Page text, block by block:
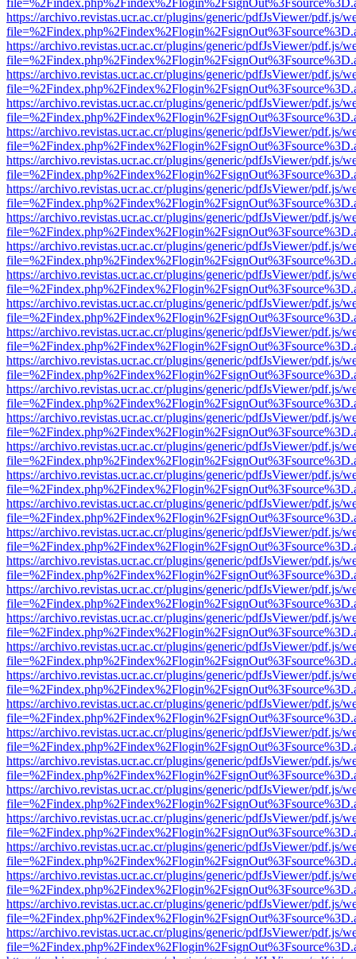
https://archivo.revistas.ucr.ac.cr/plugins/generic/pdfJsViewer/pdf.js/
https://archivo.revistas.ucr.ac.cr/plugins/generic/pdfJsViewer/pdf.js/
https://archivo.revistas.ucr.ac.cr/plugins/generic/pdfJsViewer/pdf.js/
https://archivo.revistas.ucr.ac.cr/plugins/generic/pdfJsViewer/pdf.js/
https://archivo.revistas.ucr.ac.cr/plugins/generic/pdfJsViewer/pdf.js/
https://archivo.revistas.ucr.ac.cr/plugins/generic/pdfJsViewer/pdf.js/
https://archivo.revistas.ucr.ac.cr/plugins/generic/pdfJsViewer/pdf.js/
https://archivo.revistas.ucr.ac.cr/plugins/generic/pdfJsViewer/pdf.js/
https://archivo.revistas.ucr.ac.cr/plugins/generic/pdfJsViewer/pdf.js/
https://archivo.revistas.ucr.ac.cr/plugins/generic/pdfJsViewer/pdf.js/
https://archivo.revistas.ucr.ac.cr/plugins/generic/pdfJsViewer/pdf.js/
https://archivo.revistas.ucr.ac.cr/plugins/generic/pdfJsViewer/pdf.js/
https://archivo.revistas.ucr.ac.cr/plugins/generic/pdfJsViewer/pdf.js/
https://archivo.revistas.ucr.ac.cr/plugins/generic/pdfJsViewer/pdf.js/
https://archivo.revistas.ucr.ac.cr/plugins/generic/pdfJsViewer/pdf.js/
https://archivo.revistas.ucr.ac.cr/plugins/generic/pdfJsViewer/pdf.js/
https://archivo.revistas.ucr.ac.cr/plugins/generic/pdfJsViewer/pdf.js/
https://archivo.revistas.ucr.ac.cr/plugins/generic/pdfJsViewer/pdf.js/
https://archivo.revistas.ucr.ac.cr/plugins/generic/pdfJsViewer/pdf.js/
https://archivo.revistas.ucr.ac.cr/plugins/generic/pdfJsViewer/pdf.js/
https://archivo.revistas.ucr.ac.cr/plugins/generic/pdfJsViewer/pdf.js/
https://archivo.revistas.ucr.ac.cr/plugins/generic/pdfJsViewer/pdf.js/
https://archivo.revistas.ucr.ac.cr/plugins/generic/pdfJsViewer/pdf.js/
https://archivo.revistas.ucr.ac.cr/plugins/generic/pdfJsViewer/pdf.js/
https://archivo.revistas.ucr.ac.cr/plugins/generic/pdfJsViewer/pdf.js/
https://archivo.revistas.ucr.ac.cr/plugins/generic/pdfJsViewer/pdf.js/
https://archivo.revistas.ucr.ac.cr/plugins/generic/pdfJsViewer/pdf.js/
https://archivo.revistas.ucr.ac.cr/plugins/generic/pdfJsViewer/pdf.js/
https://archivo.revistas.ucr.ac.cr/plugins/generic/pdfJsViewer/pdf.js/
https://archivo.revistas.ucr.ac.cr/plugins/generic/pdfJsViewer/pdf.js/
https://archivo.revistas.ucr.ac.cr/plugins/generic/pdfJsViewer/pdf.js/
https://archivo.revistas.ucr.ac.cr/plugins/generic/pdfJsViewer/pdf.js/
https://archivo.revistas.ucr.ac.cr/plugins/generic/pdfJsViewer/pdf.js/